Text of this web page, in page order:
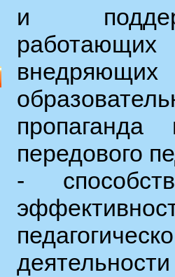
и
работающих
пропаганда
передового
-
деятельности